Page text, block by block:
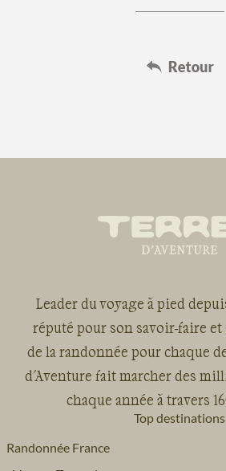
Leader du voyage à pied
réputé pour son savoir-faire et
de la randonnée pour chaque
d'Aventure fait marcher des
chaque année à travers
Top destinations
Randonnée France